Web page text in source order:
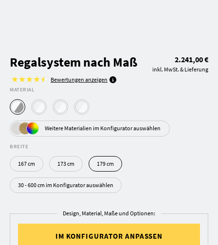
Regalsystem nach Maß
Bewertungen anzeigen
2.241,00 €
inkl. MwSt. & Lieferung
MATERIAL
Weitere Materialien im Konfigurator auswählen
BREITE
167 cm 173 cm 179 cm
30 - 600 cm im Konfigurator auswählen
Design, Material, Maße und Optionen:
IM KONFIGURATOR ANPASSEN